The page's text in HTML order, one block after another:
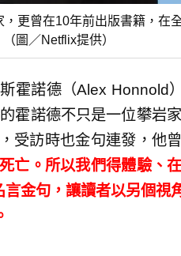
更曾在10年前出版書籍，在
圖／Netflix提供）
霍諾德（Alex Honnold
霍諾德不只是一位攀岩
受訪時也金句連發，他
亡。所以我們得體驗、
金句，讓讀者以另個視